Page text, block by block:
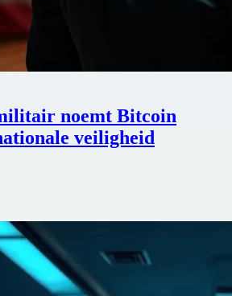
noemt Bitcoin
veiligheid